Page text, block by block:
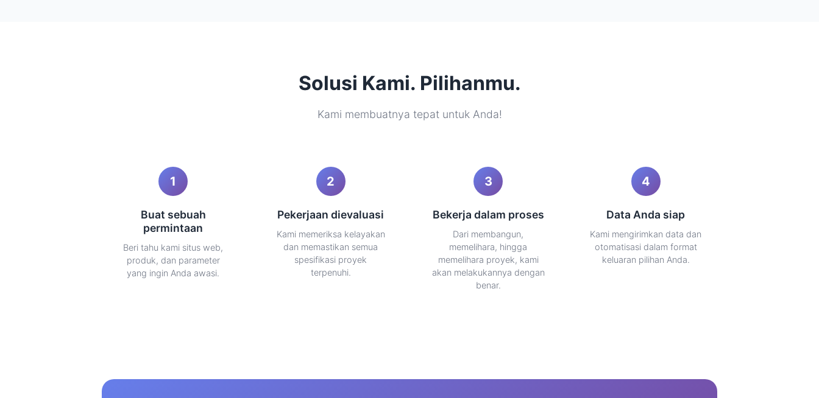
Solusi Kami. Pilihanmu.
Kami membuatnya tepat untuk Anda!
1
Buat sebuah
permintaan
Beri tahu kami situs web,
produk, dan parameter
yang ingin Anda awasi.
2
Pekerjaan dievaluasi
Kami memeriksa kelayakan
dan memastikan semua
spesifikasi proyek
terpenuhi.
3
Bekerja dalam proses
Dari membangun,
memelihara, hingga
memelihara proyek, kami
akan melakukannya dengan
benar.
4
Data Anda siap
Kami mengirimkan data dan
otomatisasi dalam format
keluaran pilihan Anda.